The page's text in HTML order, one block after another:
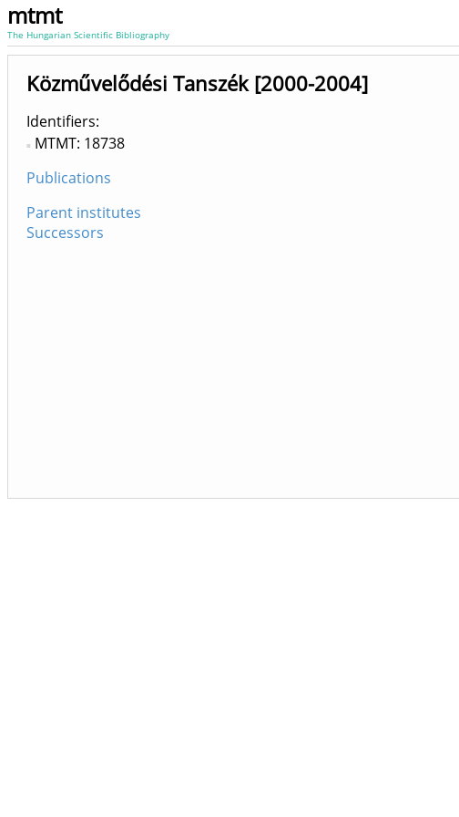
mtmt
The Hungarian Scientific Bibliography
Közművelődési Tanszék [2000-2004]
Identifiers
MTMT: 18738
Publications
Parent institutes
Successors